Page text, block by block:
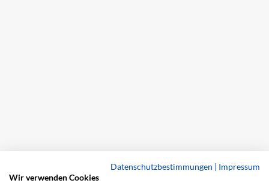
Datenschutzbestimmungen | Impressum
Wir verwenden Cookies